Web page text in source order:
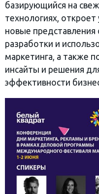
базирующийся на
технологиях,
новые
разработки и
маркетинга, а также
инсайты и решения
эффективности